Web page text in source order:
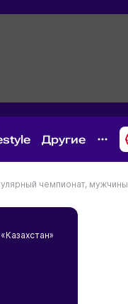
Другие
чемпионат, мужчины